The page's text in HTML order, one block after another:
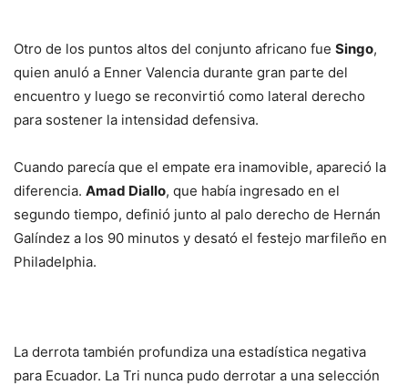
Otro de los puntos altos del conjunto africano fue Singo,
quien anuló a Enner Valencia durante gran parte del
encuentro y luego se reconvirtió como lateral derecho
para sostener la intensidad defensiva.
Cuando parecía que el empate era inamovible, apareció la
diferencia. Amad Diallo, que había ingresado en el
segundo tiempo, definió junto al palo derecho de Hernán
Galíndez a los 90 minutos y desató el festejo marfileño en
Philadelphia.
La derrota también profundiza una estadística negativa
para Ecuador. La Tri nunca pudo derrotar a una selección